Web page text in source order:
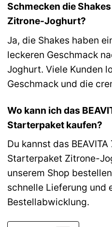
Schmecken die
Zitrone-Joghurt?
Ja, die Shakes haben
leckeren Geschmack
Joghurt. Viele Kunden
Geschmack und die
Wo kann ich das
Starterpaket kaufen?
Du kannst das
Starterpaket Zitrone-
unserem Shop
schnelle Lieferung und
Bestellabwicklung.